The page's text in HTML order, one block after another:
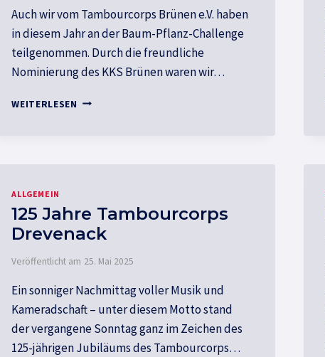
Auch wir vom Tambourcorps Brünen e.V. haben
in diesem Jahr an der Baum-Pflanz-Challenge
teilgenommen. Durch die freundliche
Nominierung des KKS Brünen waren wir…
WEITERLESEN BAUM-
ALLGEMEIN
125 Jahre Tambourcorps
Drevenack
Veröffentlicht am 25. Mai 2025
Ein sonniger Nachmittag voller Musik und
Kameradschaft – unter diesem Motto stand
der vergangene Sonntag ganz im Zeichen des
125-jährigen Jubiläums des Tambourcorps…